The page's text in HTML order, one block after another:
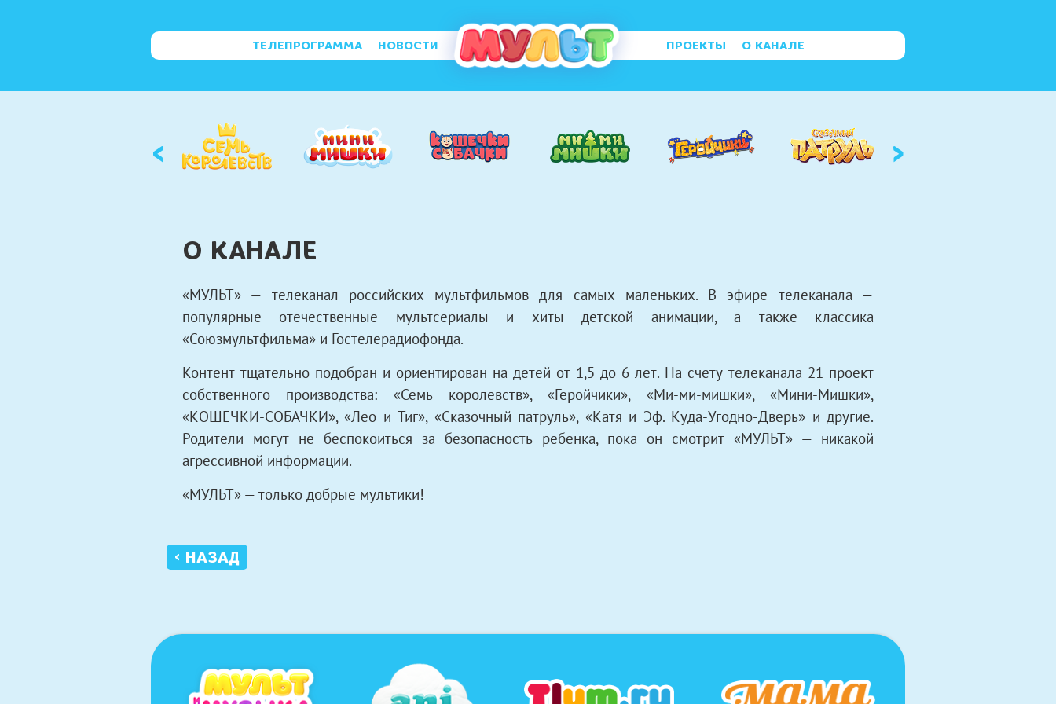
ТЕЛЕПРОГРАММА НОВОСТИ ПРОЕКТЫ О КАНАЛЕ
‹ ›
О КАНАЛЕ
«МУЛЬТ» — телеканал российских мультфильмов для самых маленьких. В эфире телеканала —
популярные отечественные мультсериалы и хиты детской анимации, а также классика
«Союзмультфильма» и Гостелерадиофонда.
Контент тщательно подобран и ориентирован на детей от 1,5 до 6 лет. На счету телеканала 21 проект
собственного производства: «Семь королевств», «Геройчики», «Ми-ми-мишки», «Мини-Мишки»,
«КОШЕЧКИ-СОБАЧКИ», «Лео и Тиг», «Сказочный патруль», «Катя и Эф. Куда-Угодно-Дверь» и другие.
Родители могут не беспокоиться за безопасность ребенка, пока он смотрит «МУЛЬТ» — никакой
агрессивной информации.
«МУЛЬТ» — только добрые мультики!
‹ НАЗАД